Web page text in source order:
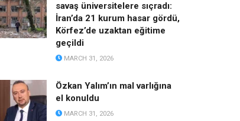
savaş üniversitelere sıçradı:
İran’da 21 kurum hasar gördü,
Körfez’de uzaktan eğitime
geçildi
MARCH 31, 2026
Özkan Yalım’ın mal varlığına
el konuldu
MARCH 31, 2026